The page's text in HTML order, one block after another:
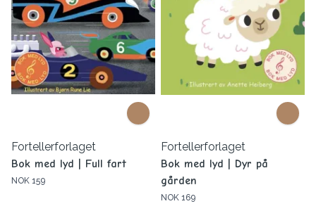
Fortellerforlaget
Bok med lyd | Full fart
NOK 159
Fortellerforlaget
Bok med lyd | Dyr på
gården
NOK 169